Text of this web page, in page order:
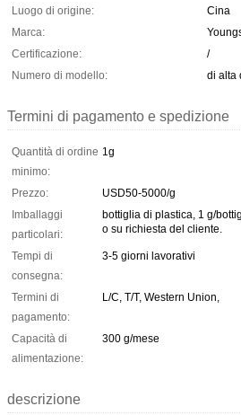
Luogo di origine:
Cina
Marca:
Certificazione:
/
Numero di modello:
di alta
Termini di pagamento e spedizione
Quantità di ordine
minimo:
1g
Prezzo:
USD50-5000/g
Imballaggi
particolari:
bottiglia di plastica, 1 g/
o su richiesta del cliente.
Tempi di
consegna:
3-5 giorni lavorativi
Termini di
pagamento:
L/C, T/T, Western Union,
Capacità di
alimentazione:
300 g/mese
descrizione